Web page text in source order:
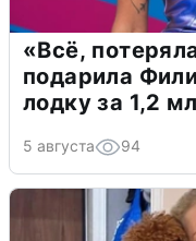
«Всё,
подарила
лодку за 1,2
5 августа 94